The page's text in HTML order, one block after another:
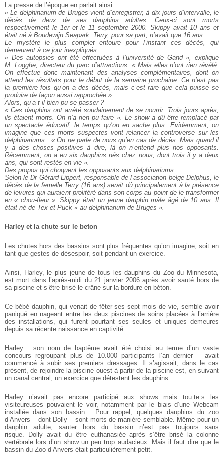
La presse de l’époque en parlait ainsi :
« Le delphinarium de Bruges vient d’enregistrer, à dix jours d’intervalle, le
décès de deux de ses dauphins adultes. Ceux-ci sont morts
respectivement le 1er et le 11 septembre 2000. Skippy avait 10 ans et
était né à Boudewijn Seapark. Terry, pour sa part, n’avait que 16 ans.
Le mystère le plus complet entoure pour l’instant ces décès, qui
demeurent à ce jour inexpliqués.
« Des autopsies ont été effectuées à l’université de Gand », explique
M. Logghe, directeur du parc d’attractions. « Mais elles n’ont rien révélé.
On effectue donc maintenant des analyses complémentaires, dont on
attend les résultats pour le début de la semaine prochaine. Ce n’est pas
la première fois qu’on a des décès, mais c’est rare que cela puisse se
produire de façon aussi rapprochée ».
Alors, qu’a-t-il bien pu se passer ?
« Ces dauphins ont arrêté soudainement de se nourrir. Trois jours après,
ils étaient morts. On n’a rien pu faire ». Le show a dû être remplacé par
un spectacle éducatif, le temps qu’on en sache plus. Evidemment, on
imagine que ces morts suspectes vont relancer la controverse sur les
delphinariums.
« On ne parle de nous qu’en cas de décès. Mais quand il
y a des choses positives à dire, là on n’entend plus nos opposants.
Récemment, on a eu six dauphins nés chez nous, dont trois il y a deux
ans, qui sont restés en vie ».
Des propos qui choquent les opposants aux delphinariums.
Selon le Dr Gérard Lippert, responsable de l’association belge Delphus, le
décès de la femelle Terry (16 ans) serait dû principalement à la présence
de levures qui auraient proliféré dans son corps au point de le transformer
en « chou-fleur ». Skippy était un jeune dauphin mâle âgé de 10 ans. Il
était né de Tex et Puck « au delphinarium de Bruges ».
Harley et la chute sur le beton
Les chutes hors des bassins sont plus fréquentes qu’on imagine, soit en
tant que gestes de désespoir, soit pendant un exercice.
Ainsi, Harley, le plus jeune de tous les dauphins du Zoo du Minnesota,
est mort dans l’après-midi du 21 janvier 2006 après avoir sauté hors de
sa piscine et s’être brisé le crâne sur la bordure en béton.
Ce bébé dauphin, qui venait de fêter ses sept mois de vie, semble avoir
paniqué en nageant entre les deux piscines de soins placées à l’arrière
des installations, qui furent pourtant ses seules et uniques demeures
depuis sa récente naissance en captivité.
Harley : son nom de baptême avait été choisi au terme d’un vaste
concours regroupant plus de 10.000 participants l’an dernier – avait
commencé à subir ses premiers dressages. Il s’agissait, dans le cas
présent, de rejoindre la piscine ouest à partir de la piscine est, en suivant
un canal central, un exercice que détestent les dauphins.
Harley n’avait pas encore participé aux shows mais tou.te.s les
visiteureuses pouvaient le voir, notamment par le biais d’une Webcam
installée dans son bassin.
Pour rappel, quelques dauphins du zoo
d’Anvers – dont Dolly – sont morts de manière semblable. Même pour un
dauphin adulte, sauter hors du bassin n’est pas toujours sans
risque. Dolly avait du être euthanasiée après s’être brisé la colonne
vertébrale lors d’un show un peu trop audacieux. Mais il faut dire que le
bassin du Zoo d’Anvers était particulièrement petit.